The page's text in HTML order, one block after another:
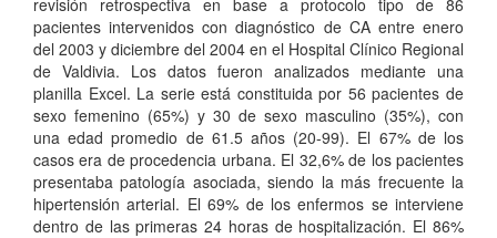
pacientes intervenidos con diagnóstico de CA entre enero
del 2003 y diciembre del 2004 en el Hospital Clínico Regional
de Valdivia. Los datos fueron analizados mediante una
planilla Excel. La serie está constituida por 56 pacientes de
sexo femenino (65%) y 30 de sexo masculino (35%), con
una edad promedio de 61.5 años (20-99). El 67% de los
casos era de procedencia urbana. El 32,6% de los pacientes
presentaba patología asociada, siendo la más frecuente la
hipertensión arterial. El 69% de los enfermos se interviene
dentro de las primeras 24 horas de hospitalización. El 86%